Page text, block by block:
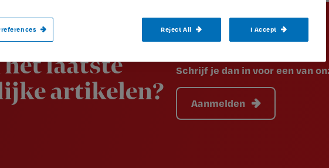
laatste
artikelen?
Schrijf je dan in voor een van
Aanmelden
Reject All I Accept